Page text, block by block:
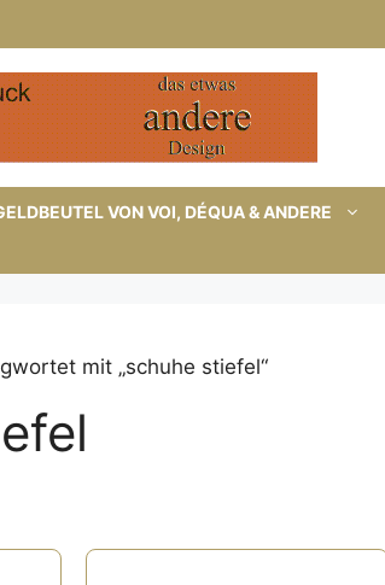
VON VOI, DÉQUA & ANDERE
mit „schuhe stiefel“